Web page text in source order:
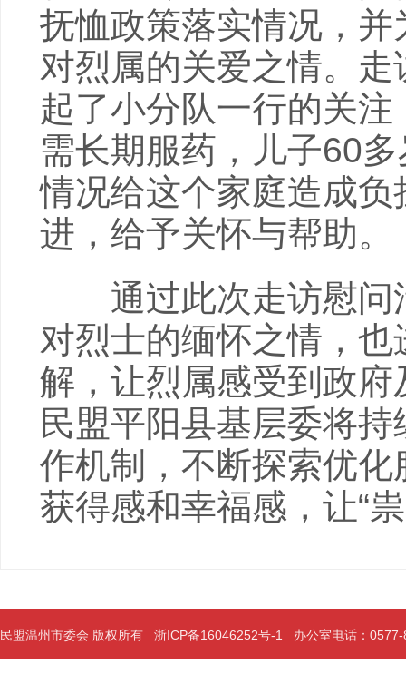
抚恤政策落实情况，
对烈属的关爱之情。
起了小分队一行的关
需长期服药，儿子60
情况给这个家庭造成
进，给予关怀与帮助。
通过此次走访慰问
对烈士的缅怀之情，
解，让烈属感受到政
民盟平阳县基层委将
作机制，不断探索优
获得感和幸福感，让“
民盟温州市委会 版权所有 浙ICP备16046252号-1 办公室电话：